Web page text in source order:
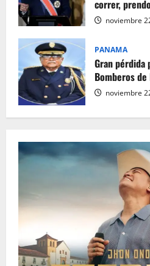
correr,
noviembre
PANAMA
Gran pérdida
Bomberos de
noviembre